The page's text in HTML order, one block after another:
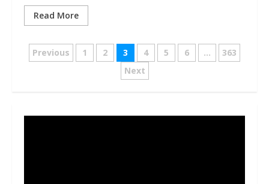
Read More
Posts
Previous 1 2 3 4 5 6 …
363
Next